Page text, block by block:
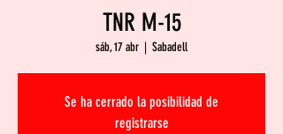
TNR M-15
sáb, 17 abr
  |
Sabadell
Se ha cerrado la posibilidad de
registrarse